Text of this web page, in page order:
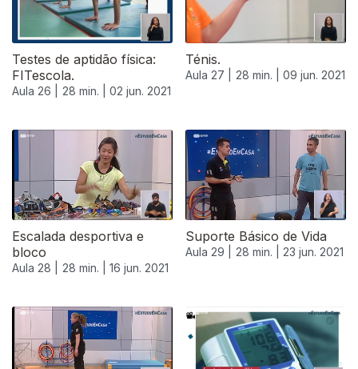
Testes de aptidão física:
FITescola.
Aula 26 | 28 min. | 02 jun. 2021
Ténis.
Aula 27 | 28 min. | 09 jun. 2021
Escalada desportiva e
bloco
Aula 28 | 28 min. | 16 jun. 2021
Suporte Básico de Vida
Aula 29 | 28 min. | 23 jun. 2021
555908